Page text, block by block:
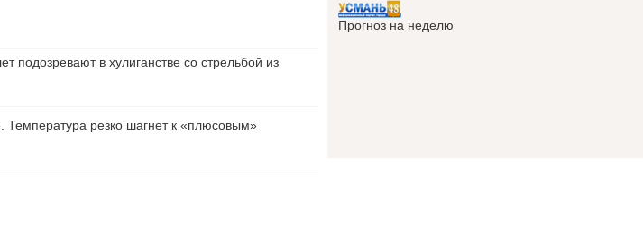
подозревают в хулиганстве со стрельбой из
Температура резко шагнет к «плюсовым»
Прогноз на неделю